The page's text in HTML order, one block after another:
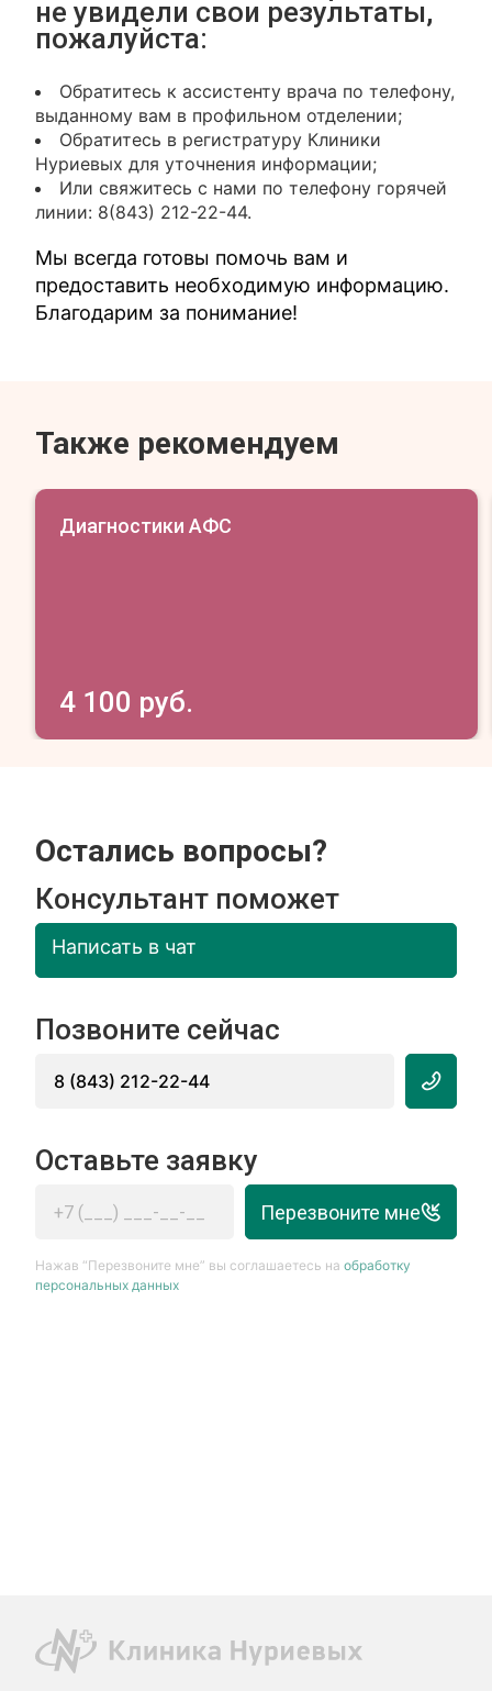
не увидели свои результаты,
пожалуйста:
Обратитесь к ассистенту врача по телефону,
выданному вам в профильном отделении;
Обратитесь в регистратуру Клиники
Нуриевых для уточнения информации;
Или свяжитесь с нами по телефону горячей
линии: 8(843) 212-22-44.
Мы всегда готовы помочь вам и
предоставить необходимую информацию.
Благодарим за понимание!
Также рекомендуем
Диагностики АФС
4 100 руб.
Остались вопросы?
Консультант поможет
Написать в чат
Позвоните сейчас
8 (843) 212-22-44
Оставьте заявку
Перезвоните мне
Нажав “Перезвоните мне” вы соглашаетесь наобработку
персональных данных